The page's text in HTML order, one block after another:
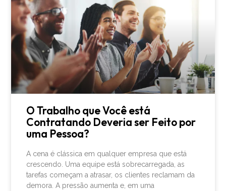
O Trabalho que Você está
Contratando Deveria ser Feito por
uma Pessoa?
A cena é clássica em qualquer empresa que está
crescendo. Uma equipe está sobrecarregada, as
tarefas começam a atrasar, os clientes reclamam da
demora. A pressão aumenta e, em uma